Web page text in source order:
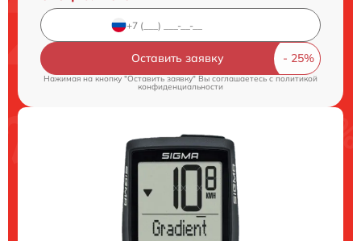
Оставить заявку
Нажимая на кнопку "Оставить заявку" Вы соглашаетесь c политикой
конфиденциальности